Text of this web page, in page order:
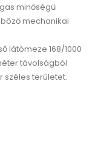
minőségű
mechanikai
látómeze 168/1000
távolságból
széles területet.